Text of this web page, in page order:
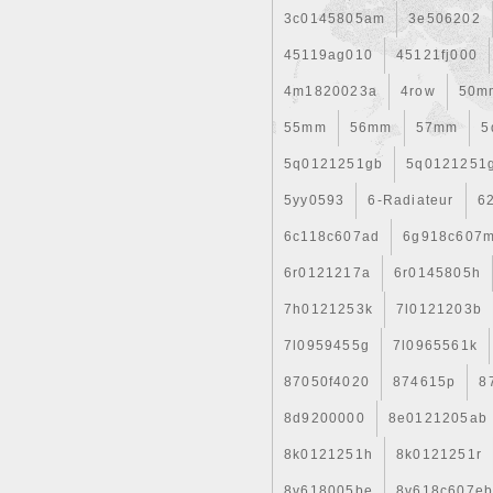
3c0145805am 3e506202
45119ag010 45121fj000
4m1820023a 4row
55mm 56mm 57mm
5q0121251gb
5yy0593 6-Radiateur
6c118c607ad 6g918c607m
6r0121217a 6r0145805h
7h0121253k 7l0121203b
7l0959455g 7l0965561k
87050f4020 874615p
8d9200000 8e0121205ab
8k0121251h 8k0121251r
Numéro de pièce
Numéro de référence